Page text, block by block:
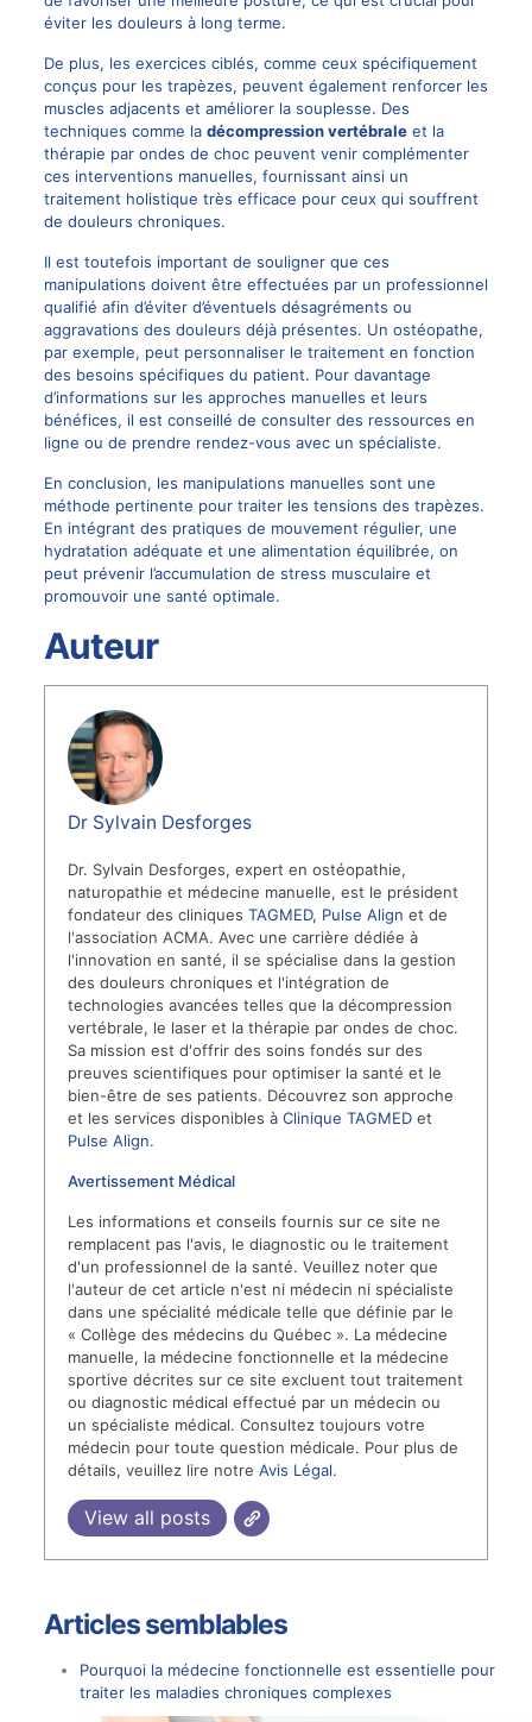
éviter les douleurs à long terme.
De plus, les exercices ciblés, comme ceux spécifiquement
conçus pour les trapèzes, peuvent également renforcer les
muscles adjacents et améliorer la souplesse. Des
techniques comme la décompression vertébraleet la
thérapie par ondes de choc peuvent venir complémenter
ces interventions manuelles, fournissant ainsi un
traitement holistique très efficace pour ceux qui souffrent
de douleurs chroniques.
Il est toutefois important de souligner que ces
manipulations doivent être effectuées par un professionnel
qualifié afin d’éviter d’éventuels désagréments ou
aggravations des douleurs déjà présentes. Un ostéopathe,
par exemple, peut personnaliser le traitement en fonction
des besoins spécifiques du patient. Pour davantage
d’informations sur les approches manuelles et leurs
bénéfices, il est conseillé de consulter des ressources en
ligne ou de prendre rendez-vous avec un spécialiste.
En conclusion, les manipulations manuelles sont une
méthode pertinente pour traiter les tensions des trapèzes.
En intégrant des pratiques de mouvement régulier, une
hydratation adéquate et une alimentation équilibrée, on
peut prévenir l’accumulation de stress musculaire et
promouvoir une santé optimale.
Auteur
Dr Sylvain Desforges
Dr. Sylvain Desforges, expert en ostéopathie,
naturopathie et médecine manuelle, est le président
fondateur des cliniquesTAGMED, Pulse Align et de
l'association ACMA. Avec une carrière dédiée à
l'innovation en santé, il se spécialise dans la gestion
des douleurs chroniques et l'intégration de
technologies avancées telles que la décompression
vertébrale, le laser et la thérapie par ondes de choc.
Sa mission est d'offrir des soins fondés sur des
preuves scientifiques pour optimiser la santé et le
bien-être de ses patients. Découvrez son approche
et les services disponibles àClinique TAGMED et
Pulse Align.
Avertissement Médical
Les informations et conseils fournis sur ce site ne
remplacent pas l'avis, le diagnostic ou le traitement
d'un professionnel de la santé. Veuillez noter que
l'auteur de cet article n'est ni médecin ni spécialiste
dans une spécialité médicale telle que définie par le
« Collège des médecins du Québec ». La médecine
manuelle, la médecine fonctionnelle et la médecine
sportive décrites sur ce site excluent tout traitement
ou diagnostic médical effectué par un médecin ou
un spécialiste médical. Consultez toujours votre
médecin pour toute question médicale. Pour plus de
détails, veuillez lire notreAvis Légal.
View all posts
Articles semblables
Pourquoi la médecine fonctionnelle est essentielle pour
traiter les maladies chroniques complexes